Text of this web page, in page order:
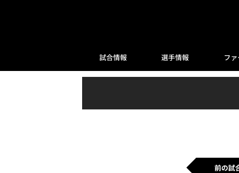
試合情報 選手情報 フ
前の試